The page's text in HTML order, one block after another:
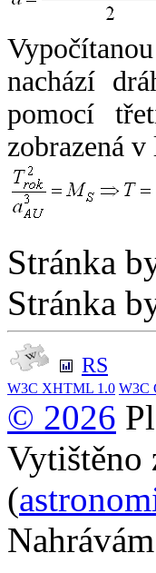
nachází
pomocí
zobrazená
Stránka
Stránka
RS
W3C XHTML 1.0 W3C
© 2026
Vytištěno
(